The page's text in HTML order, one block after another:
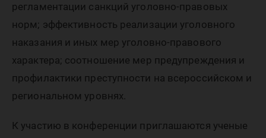
регламентации санкций уголовно-правовых
норм; эффективность реализации уголовного
наказания и иных мер уголовно-правового
характера; соотношение мер предупреждения и
профилактики преступности на всероссийском и
региональном уровнях.
К участию в конференции приглашаются ученые